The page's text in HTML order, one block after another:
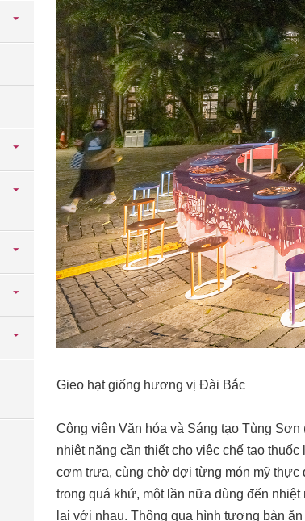
Gieo hạt giống hương vị Đài Bắc
Công viên Văn hóa và Sáng tạo Tùng
nhiệt năng cần thiết cho việc chế tạo
cơm trưa, cùng chờ đợi từng món mỹ thực
trong quá khứ, một lần nữa dùng đến
lại với nhau. Thông qua hình tượng bàn